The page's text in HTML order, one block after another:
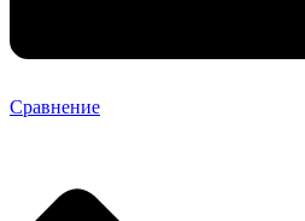
Сравнение